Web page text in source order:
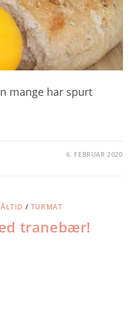
mange har spurt
6. FEBRUAR 2020
/ TURMAT
tranebær!